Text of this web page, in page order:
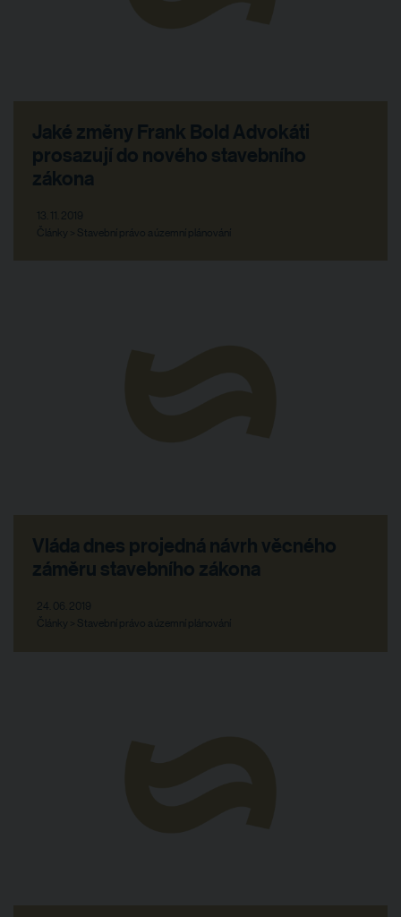
Jaké změny Frank Bold Advokáti
prosazují do nového stavebního
zákona
13. 11. 2019
Články > Stavební právo a územní plánování
Vláda dnes projedná návrh věcného
záměru stavebního zákona
24. 06. 2019
Články > Stavební právo a územní plánování